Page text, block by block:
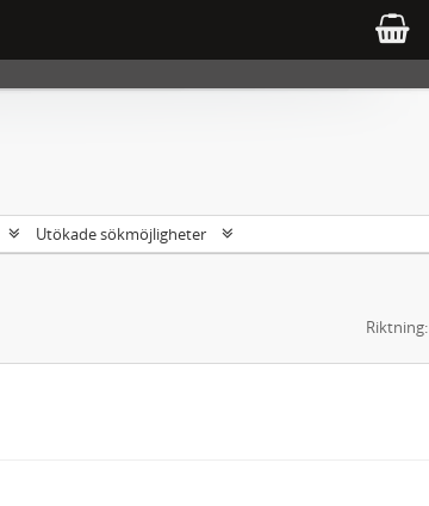
Utökade sökmöjligheter
Riktning: